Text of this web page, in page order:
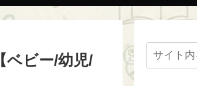
ベビー/幼児/